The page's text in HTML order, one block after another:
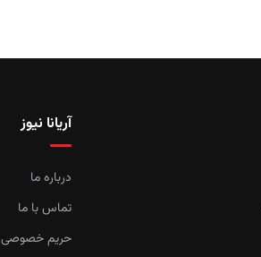
آریانا نیوز
درباره ما
تماس با ما
حریم خصوصی